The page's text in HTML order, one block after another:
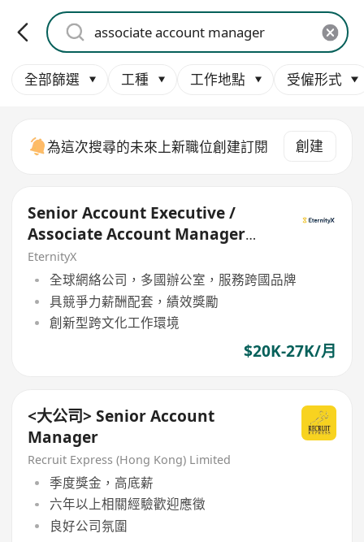
全部篩選 工種 工作地點 受僱形式
為這次搜尋的未來上新職位創建訂閱 創建
Senior Account Executive /
Associate Account Manager
(Performance)
EternityX
全球網絡公司，多國辦公室，服務跨國品牌
具競爭力薪酬配套，績效獎勵
創新型跨文化工作環境
$20K-27K/月
<大公司> Senior Account
Manager
Recruit Express (Hong Kong) Limited
季度獎金，高底薪
六年以上相關經驗歡迎應徵
良好公司氛圍